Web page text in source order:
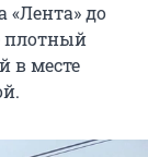
«Лента» до
плотный
в месте